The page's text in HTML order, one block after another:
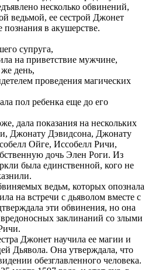
несколько обвинений,
ведьмой, ее сестрой Джонет
в акушерстве.
супруга,
на приветствие мужчине,
день,
проведения магических
пол ребенка еще до его
дала показания на нескольких
Джонату Дэвидсона, Джонату
Ойге, Иссобелл Ричи,
дочь Элен Роги. Из
была единственной, кого не
ведьм, которых опознала
на встречи с дьяволом вместе с
эти обвинения, но она
заклинаний со злыми
Джонет научила ее магии и
Дьявола. Она утверждала, что
обезглавленного человека.